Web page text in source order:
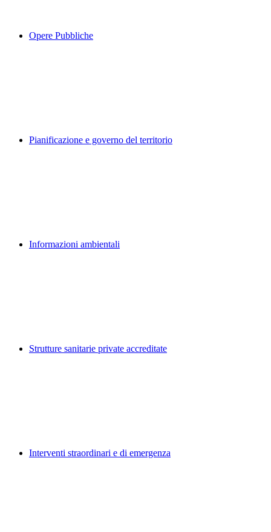
Opere Pubbliche
Pianificazione e governo del territorio
Informazioni ambientali
Strutture sanitarie private accreditate
Interventi straordinari e di emergenza